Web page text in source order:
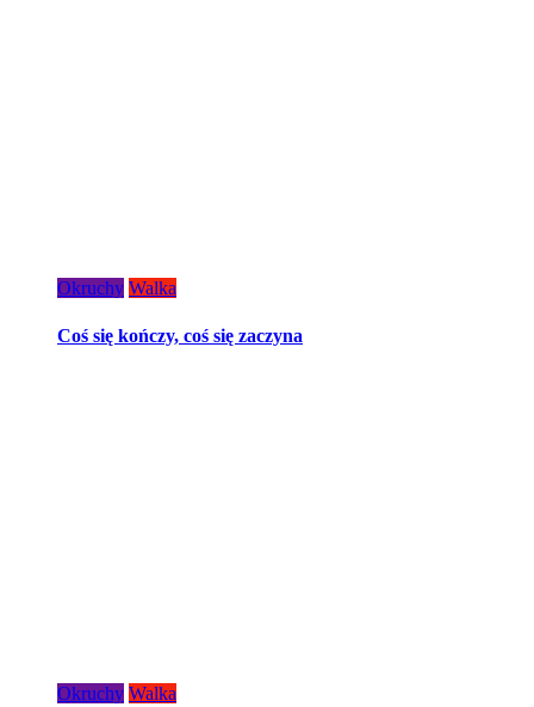
Okruchy Walka
Coś się kończy, coś się zaczyna
Okruchy Walka